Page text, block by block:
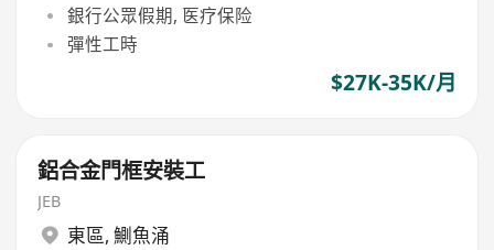
銀行公眾假期, 医疗保险
彈性工時
$27K-35K/月
鋁合金門框安裝工
JEB
東區, 鰂魚涌